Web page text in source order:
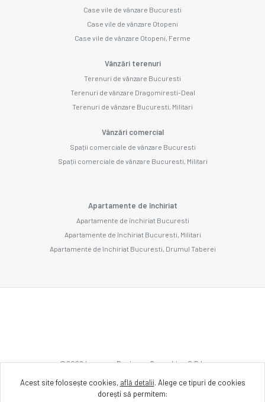
Case vile de vânzare Bucuresti
Case vile de vânzare Otopeni
Case vile de vânzare Otopeni, Ferme
Vânzări terenuri
Terenuri de vânzare Bucuresti
Terenuri de vânzare Dragomiresti-Deal
Terenuri de vânzare Bucuresti, Militari
Vânzări comercial
Spații comerciale de vânzare Bucuresti
Spații comerciale de vânzare Bucuresti, Militari
Apartamente de închiriat
Apartamente de închiriat Bucuresti
Apartamente de închiriat Bucuresti, Militari
Apartamente de închiriat Bucuresti, Drumul Taberei
©2026Imozone Business Consulting S.R.L.
Site creat în
Acest site folosește cookies, află detalii. Alege ce tipuri de cookies
dorești să permitem: